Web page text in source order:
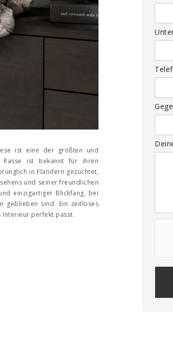
ist eine der größten und
Rasse ist bekannt für ihren
in Flandern gezüchtet,
und seiner freundlichen
einzigartiger Blickfang, bei
geblieben sind. Ein zeitloses
Interieur perfekt passt.